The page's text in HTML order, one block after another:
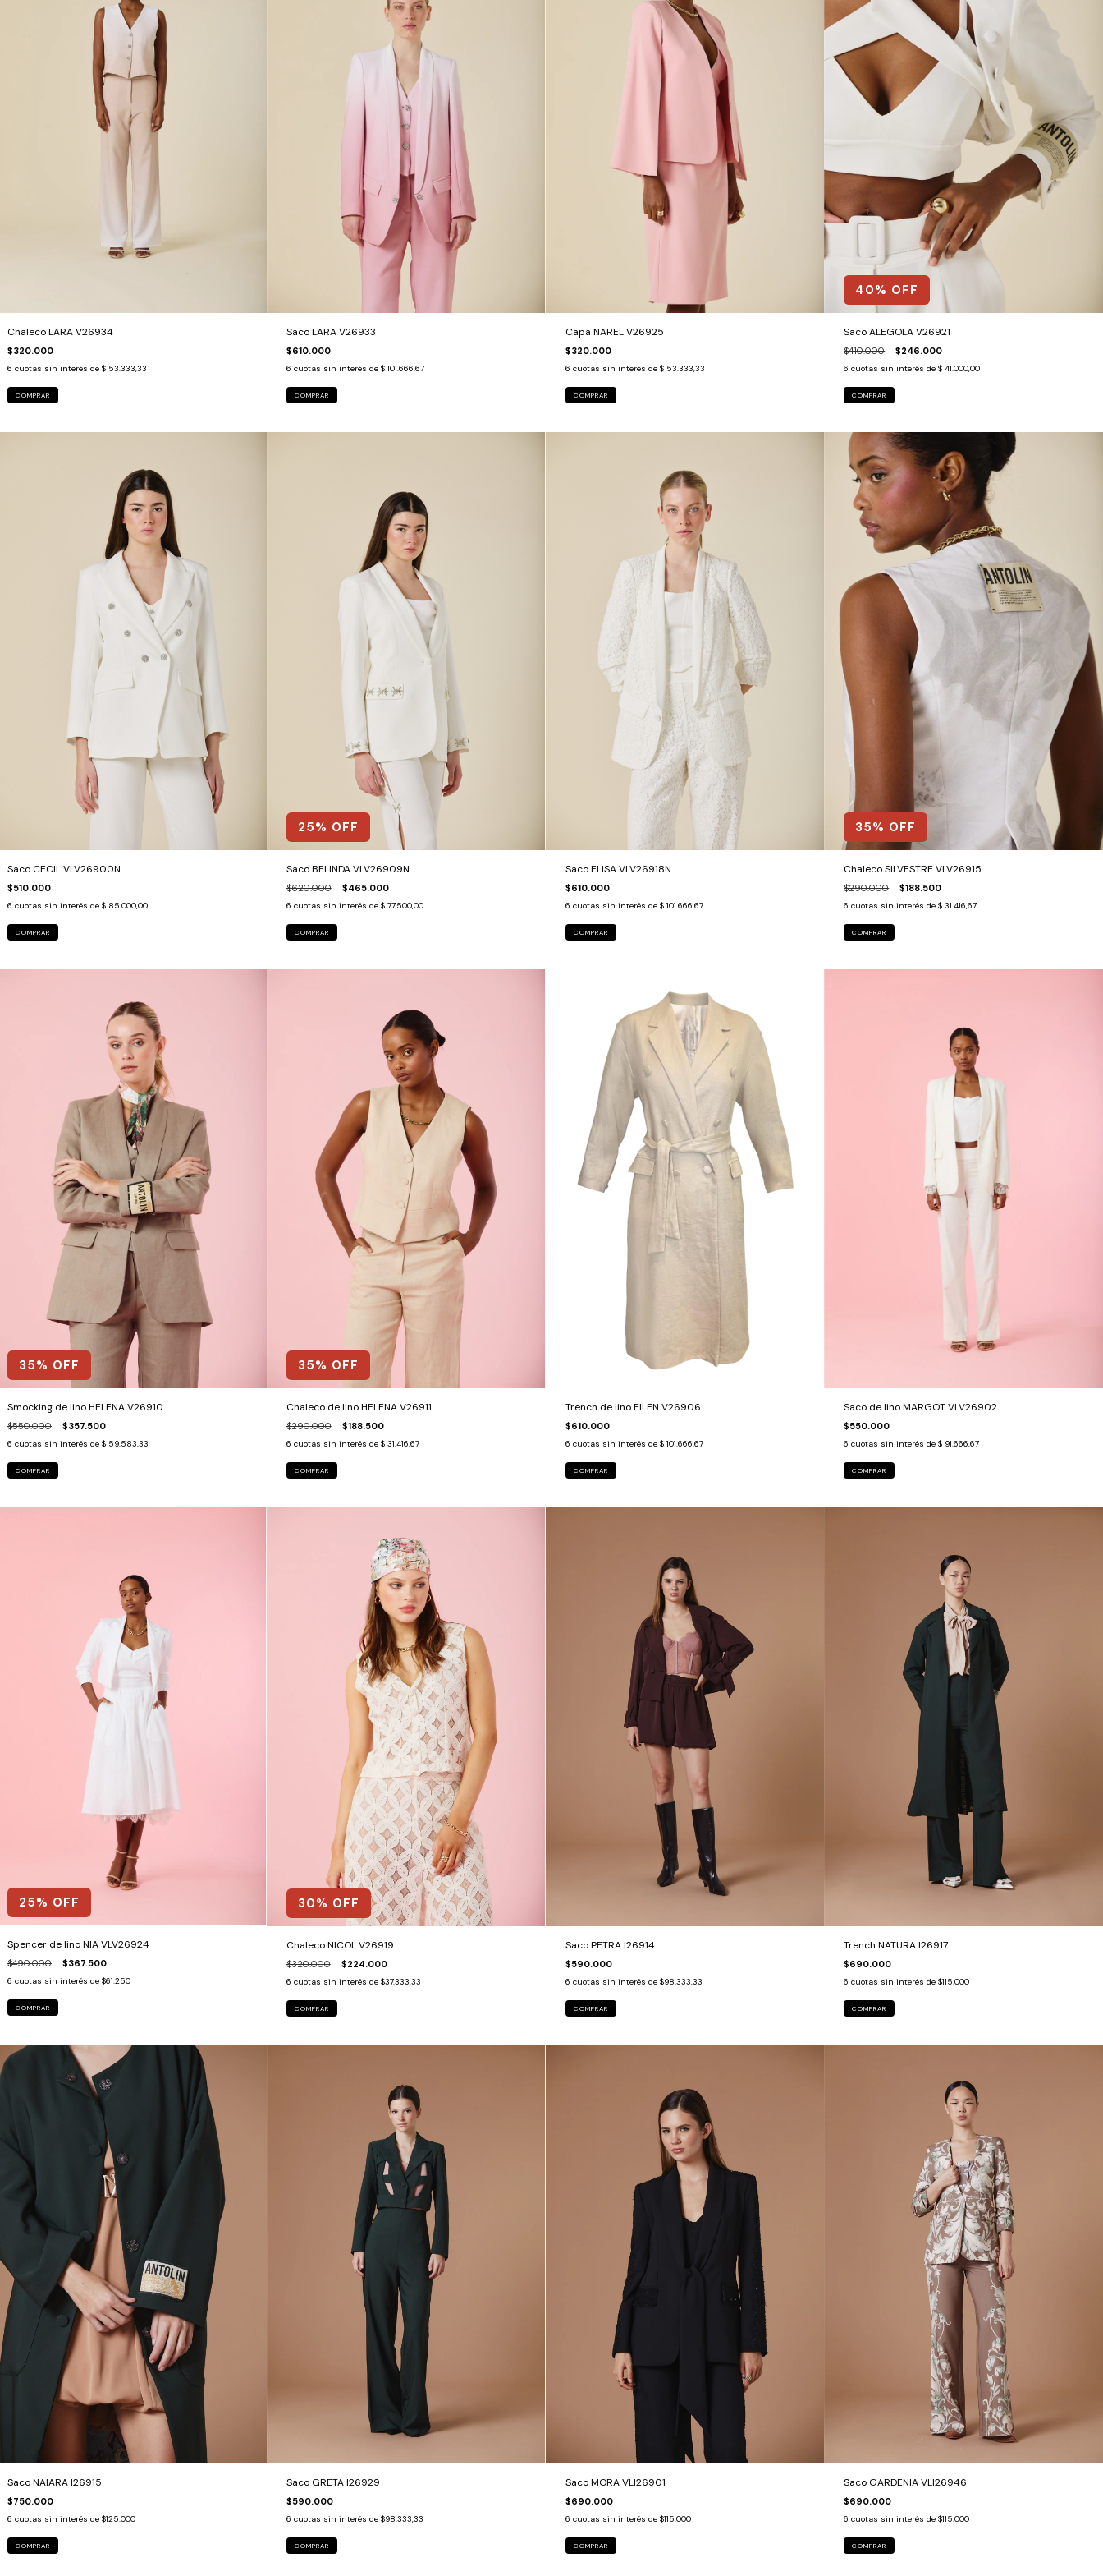
Chaleco LARA V26934
$320.000
6 cuotas sin interés de $ 53.333,33
COMPRAR
Saco LARA V26933
$610.000
6 cuotas sin interés de $ 101.666,67
COMPRAR
Capa NAREL V26925
$320.000
6 cuotas sin interés de $ 53.333,33
COMPRAR
40% OFF
Saco ALEGOLA V26921
$410.000 $246.000
6 cuotas sin interés de$ 41.000,00
COMPRAR
Saco CECIL VLV26900N
$510.000
6 cuotas sin interés de $ 85.000,00
COMPRAR
25% OFF
Saco BELINDA VLV26909N
$620.000 $465.000
6 cuotas sin interés de $ 77.500,00
COMPRAR
Saco ELISA VLV26918N
$610.000
6 cuotas sin interés de $ 101.666,67
COMPRAR
35% OFF
Chaleco SILVESTRE VLV26915
$290.000 $188.500
6 cuotas sin interés de$ 31.416,67
COMPRAR
35% OFF
Smocking de lino HELENA V26910
$550.000 $357.500
6 cuotas sin interés de $ 59.583,33
COMPRAR
35% OFF
Chaleco de lino HELENA V26911
$290.000 $188.500
6 cuotas sin interés de $ 31.416,67
COMPRAR
Trench de lino EILEN V26906
$610.000
6 cuotas sin interés de $ 101.666,67
COMPRAR
Saco de lino MARGOT VLV26902
$550.000
6 cuotas sin interés de$ 91.666,67
COMPRAR
25% OFF
Spencer de lino NIA VLV26924
$490.000 $367.500
6 cuotas sin interés de $61.250
COMPRAR
30% OFF
Chaleco NICOL V26919
$320.000 $224.000
6 cuotas sin interés de $37.333,33
COMPRAR
Saco PETRA I26914
$590.000
6 cuotas sin interés de $98.333,33
COMPRAR
Trench NATURA I26917
$690.000
6 cuotas sin interés de$115.000
COMPRAR
Saco NAIARA I26915
$750.000
6 cuotas sin interés de $125.000
COMPRAR
Saco GRETA I26929
$590.000
6 cuotas sin interés de $98.333,33
COMPRAR
Saco MORA VLI26901
$690.000
6 cuotas sin interés de $115.000
COMPRAR
Saco GARDENIA VLI26946
$690.000
6 cuotas sin interés de$115.000
COMPRAR